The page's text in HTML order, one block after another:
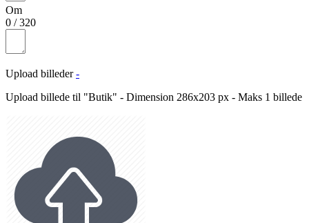
Om
0 /320
Upload billeder -
Upload billede til "Butik" - Dimension 286x203 px - Maks 1 billede